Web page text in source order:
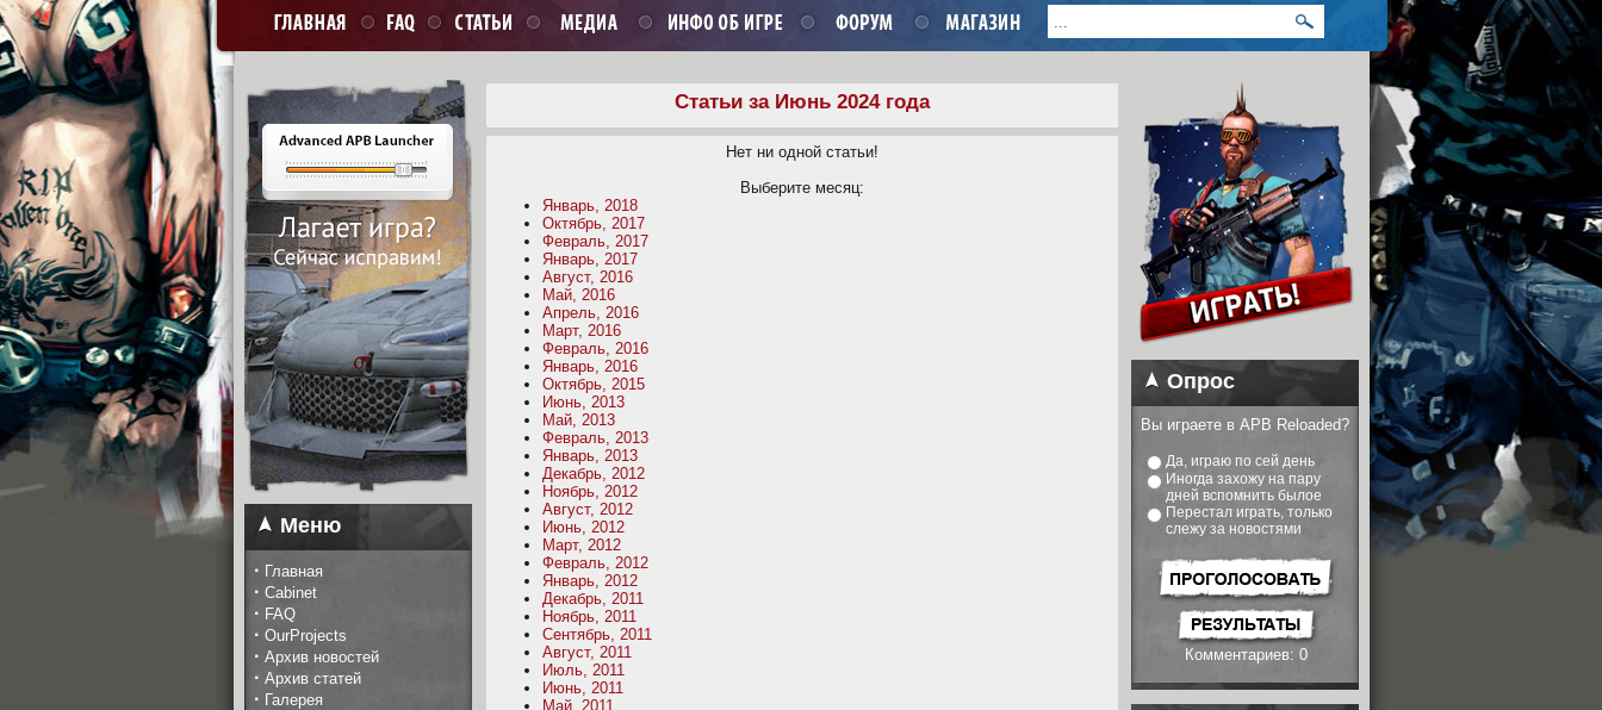
Меню
· Главная
· Cabinet
· FAQ
· OurProjects
· Архив новостей
· Архив статей
· Галерея
Статьи за Июнь 2024 года
Нет ни одной статьи!
Выберите месяц:
Январь, 2018
Октябрь, 2017
Февраль, 2017
Январь, 2017
Август, 2016
Май, 2016
Апрель, 2016
Март, 2016
Февраль, 2016
Январь, 2016
Октябрь, 2015
Июнь, 2013
Май, 2013
Февраль, 2013
Январь, 2013
Декабрь, 2012
Ноябрь, 2012
Август, 2012
Июнь, 2012
Март, 2012
Февраль, 2012
Январь, 2012
Декабрь, 2011
Ноябрь, 2011
Сентябрь, 2011
Август, 2011
Июль, 2011
Июнь, 2011
Май, 2011
Опрос
Вы играете в APB Reloaded?
Да, играю по сей день
Иногда захожу на пару
дней вспомнить былое
Перестал играть, только
слежу за новостями
Комментариев: 0